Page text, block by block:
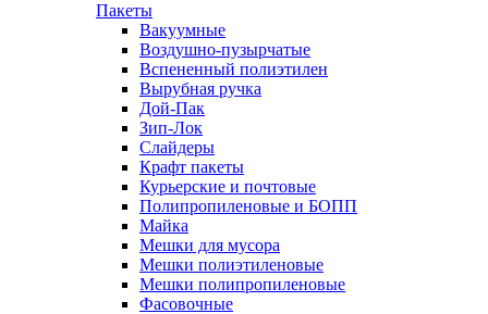
Пакеты
Вакуумные
Воздушно-пузырчатые
Вспененный полиэтилен
Вырубная ручка
Дой-Пак
Зип-Лок
Слайдеры
Крафт пакеты
Курьерские и почтовые
Полипропиленовые и БОПП
Майка
Мешки для мусора
Мешки полиэтиленовые
Мешки полипропиленовые
Фасовочные